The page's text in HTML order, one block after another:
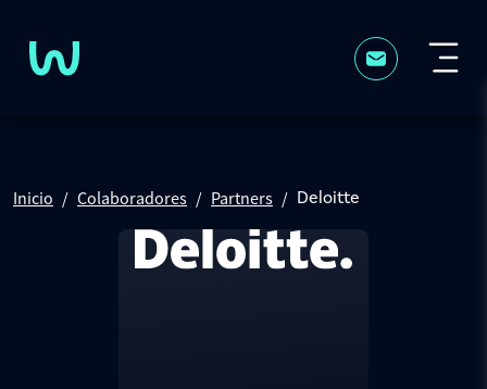
Inicio Colaboradores Partners Deloitte